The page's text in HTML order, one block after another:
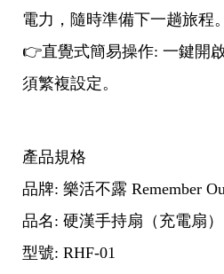
電力，隨時準備下一趟旅程。
👉直覺式簡易操作: 一鍵開
須繁複設定。
產品規格
品牌: 樂活不露 Remember
品名: 硬漢手持扇（充電扇）
型號: RHF-01